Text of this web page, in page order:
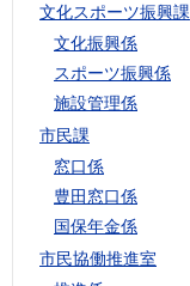
文化スポーツ振興課
文化振興係
スポーツ振興係
施設管理係
市民課
窓口係
豊田窓口係
国保年金係
市民協働推進室